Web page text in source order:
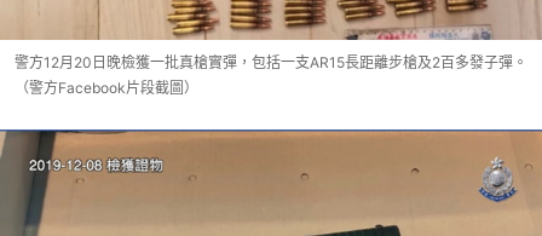
警方12月20日晚檢獲一批真槍實彈，包括一支AR15長距離步槍及2百多發子彈。
（警方Facebook片段截圖）